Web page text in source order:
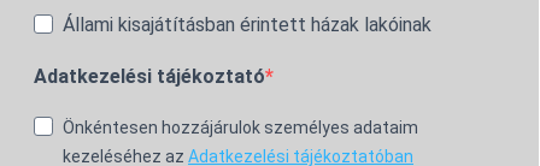
Állami kisajátításban érintett házak lakóinak
Adatkezelési tájékoztató
Önkéntesen hozzájárulok személyes adataim
kezeléséhez az Adatkezelési tájékoztatóban